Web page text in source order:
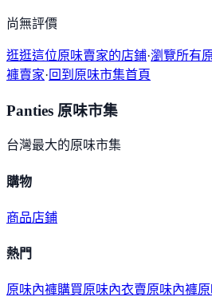
尚無評價
逛逛這位原味賣家的店鋪·瀏覽所有
褲賣家·回到原味市集首頁
Panties 原味市集
台灣最大的原味市集
購物
商品店鋪
熱門
原味內褲購買原味內衣賣原味內褲